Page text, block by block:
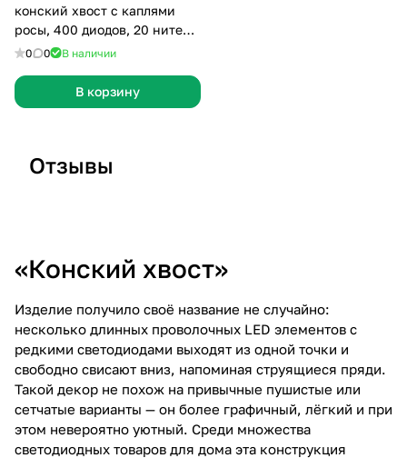
конский хвост с каплями
росы, 400 диодов, 20 нитей
по 2 метра, черная медная
0 0 В наличии
В корзину
Отзывы
«Конский хвост»
Изделие получило своё название не случайно:
несколько длинных проволочных LED элементов с
редкими светодиодами выходят из одной точки и
свободно свисают вниз, напоминая струящиеся пряди.
Такой декор не похож на привычные пушистые или
сетчатые варианты — он более графичный, лёгкий и при
этом невероятно уютный. Среди множества
светодиодных товаров для дома эта конструкция